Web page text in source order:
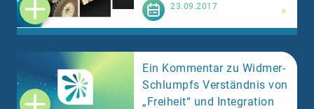
23.09.2017
Ein Kommentar zu Widmer-
Schlumpfs Verständnis von
„Freiheit“ und Integration